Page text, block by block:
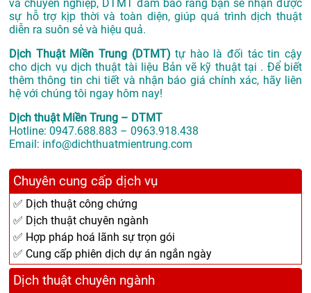
và chuyên nghiệp, DTMT đảm bảo rằng bạn sẽ nhận được
sự hỗ trợ kịp thời và toàn diện, giúp quá trình dịch thuật
diễn ra suôn sẻ và hiệu quả.
Dịch Thuật Miền Trung (DTMT) tự hào là đối tác tin cậy
cho dịch vụ dịch thuật tài liệu Bản vẽ kỹ thuật tại . Để biết
thêm thông tin chi tiết và nhận báo giá chính xác, hãy liên
hệ với chúng tôi ngay hôm nay!
Dịch thuật Miền Trung – DTMT
Hotline: 0947.688.883 – 0963.918.438
Email: info@dichthuatmientrung.com
Chuyên cung cấp dịch vụ
✅ Dịch thuật công chứng
✅ Dịch thuật chuyên ngành
✅ Hợp pháp hoá lãnh sự trọn gói
✅ Cung cấp phiên dịch dự án ngắn ngày
Dịch thuật chuyên ngành